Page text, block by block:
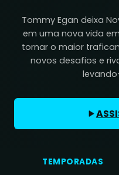
Tommy Egan deixa
em uma nova vida
tornar o maior
novos desafios e
TEMPORADAS